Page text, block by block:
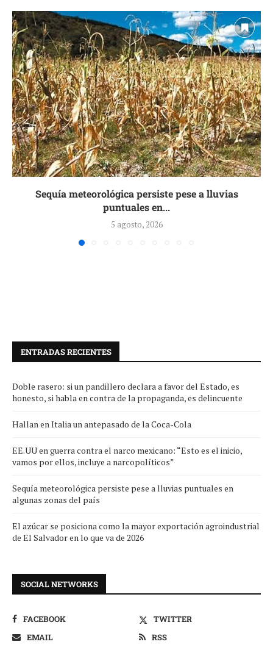
Sequía meteorológica persiste pese a lluvias
puntuales en...
5 agosto, 2026
ENTRADAS RECIENTES
Doble rasero: si un pandillero declara a favor del Estado, es
honesto, si habla en contra de la propaganda, es delincuente
Hallan en Italia un antepasado de la Coca-Cola
EE.UU en guerra contra el narco mexicano: “Esto es el inicio,
vamos por ellos, incluye a narcopolíticos”
Sequía meteorológica persiste pese a lluvias puntuales en
algunas zonas del país
El azúcar se posiciona como la mayor exportación agroindustrial
de El Salvador en lo que va de 2026
SOCIAL NETWORKS
FACEBOOK
TWITTER
EMAIL
RSS